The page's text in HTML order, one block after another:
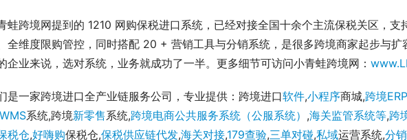
蛙跨境网提到的 1210 网购保税进口系统，已经对接全国十余个主流保税关区，支
全维度限购管控，同时搭配 20 + 营销工具与分销系统，是很多跨境商家起步与扩
企业来说，选对系统，业务就成功了一半。更多细节可访问小青蛙跨境网：
是一家跨境进口全产业链服务公司，专业提供：跨境进口软件,小程序商城,跨境ERP
WMS系统,跨境新零售系统,跨境电商公共服务系统（公服系统） ,海关监管系统等,跨
税仓,好嗨购保税仓,保税供应链代发,海关对接,179查验,三单对碰,私域运营系统,分销